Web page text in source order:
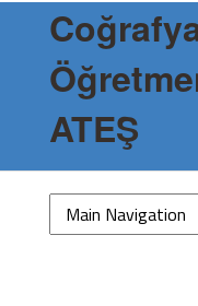
ATEŞ